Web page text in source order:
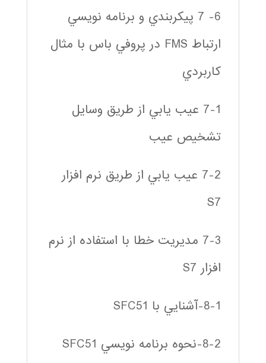
6- 7 پيكربندي و برنامه نويسي
ارتباط FMS در پروفي باس با مثال
كاربردي
7-1 عيب يابي از طريق وسايل
تشخيص عيب
7-2 عيب يابي از طريق نرم افزار
S7
7-3 مديريت خطا با استفاده از نرم
افزار S7
8-1-آشنايي با SFC51
8-2-نحوه برنامه نويسي SFC51